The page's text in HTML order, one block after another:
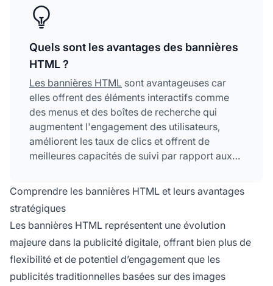
Quels sont les avantages des bannières
HTML ?
Les bannières HTML sont avantageuses car
elles offrent des éléments interactifs comme
des menus et des boîtes de recherche qui
augmentent l'engagement des utilisateurs,
améliorent les taux de clics et offrent de
meilleures capacités de suivi par rapport aux
personnalisable, leur rentabilité et leur capacité
à s'afficher sur plusieurs plateformes en font
un outil puissant pour les campagnes de
marketing digital.
Comprendre les bannières HTML et leurs avantages
stratégiques
Les bannières HTML représentent une évolution
majeure dans la publicité digitale, offrant bien plus de
flexibilité et de potentiel d’engagement que les
publicités traditionnelles basées sur des images